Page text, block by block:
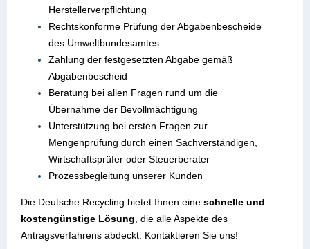
Herstellerverpflichtung
Rechtskonforme Prüfung der Abgabenbescheide
des Umweltbundesamtes
Zahlung der festgesetzten Abgabe gemäß
Abgabenbescheid
Beratung bei allen Fragen rund um die
Übernahme der Bevollmächtigung
Unterstützung bei ersten Fragen zur
Mengenprüfung durch einen Sachverständigen,
Wirtschaftsprüfer oder Steuerberater
Prozessbegleitung unserer Kunden
Die Deutsche Recycling bietet Ihnen eine schnelle und
kostengünstige Lösung , die alle Aspekte des
Antragsverfahrens abdeckt. Kontaktieren Sie uns!